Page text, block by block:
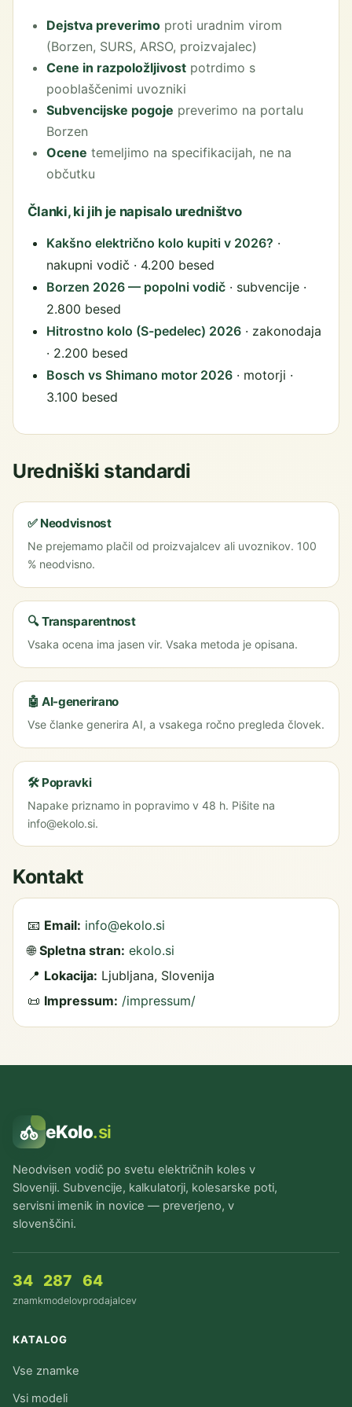
Dejstva preverimoproti uradnim virom
(Borzen, SURS, ARSO, proizvajalec)
Cene in razpoložljivostpotrdimo s
pooblaščenimi uvozniki
Subvencijske pogoje preverimo na portalu
Borzen
Ocene temeljimo na specifikacijah, ne na
občutku
Članki, ki jih je napisalo uredništvo
Kakšno električno kolo kupiti v 2026? ·
nakupni vodič · 4.200 besed
Borzen 2026 — popolni vodič· subvencije ·
2.800 besed
Hitrostno kolo (S-pedelec) 2026· zakonodaja
· 2.200 besed
Bosch vs Shimano motor 2026· motorji ·
3.100 besed
Uredniški standardi
✅ Neodvisnost
Ne prejemamo plačil od proizvajalcev ali uvoznikov. 100
% neodvisno.
🔍 Transparentnost
Vsaka ocena ima jasen vir. Vsaka metoda je opisana.
🤖 AI-generirano
Vse članke generira AI, a vsakega ročno pregleda človek.
🛠️ Popravki
Napake priznamo in popravimo v 48 h. Pišite na
info@ekolo.si.
Kontakt
📧 Email: info@ekolo.si
🌐Spletna stran: ekolo.si
📍 Lokacija: Ljubljana, Slovenija
📜 Impressum: /impressum/
eKolo.si
Neodvisen vodič po svetu električnih koles v
Sloveniji. Subvencije, kalkulatorji, kolesarske poti,
servisni imenik in novice — preverjeno, v
slovenščini.
34
znamk
287
modelov
64
prodajalcev
KATALOG
Vse znamke
Vsi modeli